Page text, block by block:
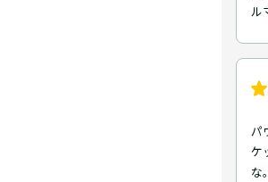
ル
パ
ケ
な